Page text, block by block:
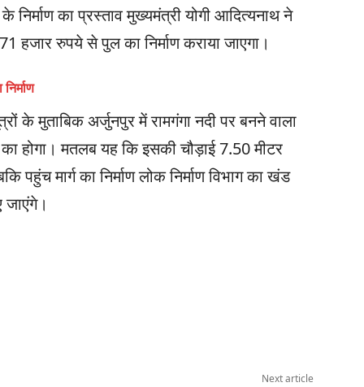
निर्माण का प्रस्ताव मुख्यमंत्री योगी आदित्यनाथ ने
रुपये से पुल का निर्माण कराया जाएगा।
के मुताबिक अर्जुनपुर में रामगंगा नदी पर बनने वाला
होगा। मतलब यह कि इसकी चौड़ाई 7.50 मीटर
पहुंच मार्ग का निर्माण लोक निर्माण विभाग का खंड
जाएंगे।
Next article